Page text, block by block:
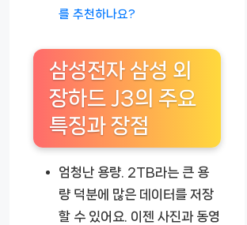
를 추천하나요?
삼성전자 삼성 외
장하드 J3의 주요
특징과 장점
엄청난 용량. 2TB라는 큰 용
량 덕분에 많은 데이터를 저장
할 수 있어요. 이젠 사진과 동영